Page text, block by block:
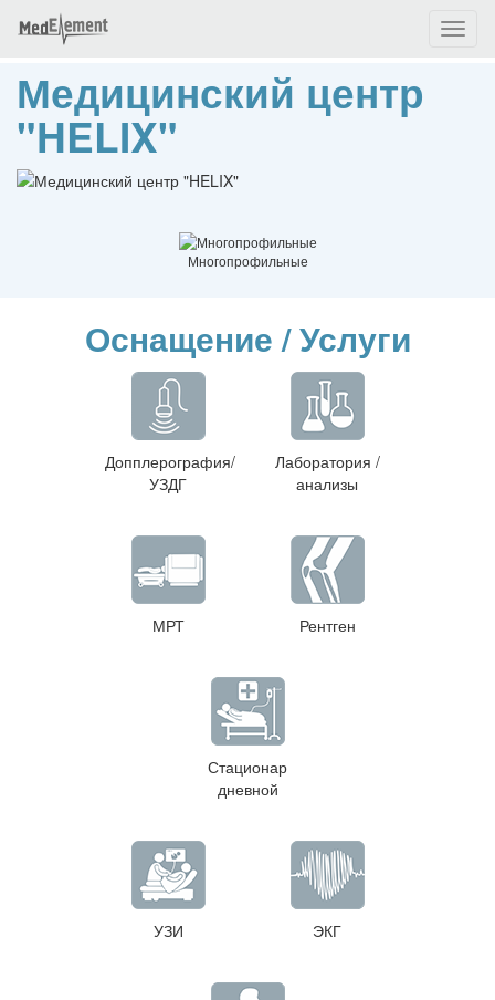
Медицинский центр
"HELIX"
Многопрофильные
Оснащение / Услуги
Допплерография/
УЗДГ
Лаборатория /
анализы
МРТ Рентген
Стационар
дневной
УЗИ ЭКГ